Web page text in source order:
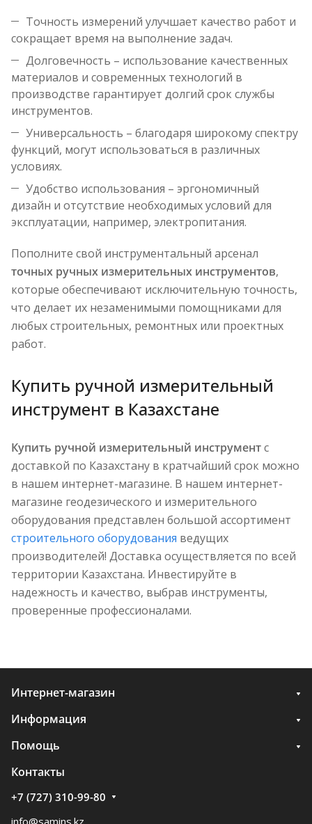
Точность измерений улучшает качество работ и
сокращает время на выполнение задач.
Долговечность – использование качественных
материалов и современных технологий в
производстве гарантирует долгий срок службы
инструментов.
Универсальность – благодаря широкому спектру
функций, могут использоваться в различных
условиях.
Удобство использования – эргономичный
дизайн и отсутствие необходимых условий для
эксплуатации, например, электропитания.
Пополните свой инструментальный арсенал
точных ручных измерительных инструментов,
которые обеспечивают исключительную точность,
что делает их незаменимыми помощниками для
любых строительных, ремонтных или проектных
работ.
Купить ручной измерительный
инструмент в Казахстане
Купить ручной измерительный инструментс
доставкой по Казахстану в кратчайший срок можно
в нашем интернет-магазине. В нашем интернет-
магазине геодезического и измерительного
оборудования представлен большой ассортимент
строительного оборудования ведущих
производителей! Доставка осуществляется по всей
территории Казахстана. Инвестируйте в
надежность и качество, выбрав инструменты,
проверенные профессионалами.
Интернет-магазин
Информация
Помощь
Контакты
+7 (727) 310-99-80
info@samins.kz